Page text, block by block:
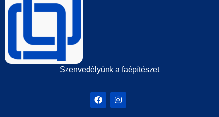
Szenvedélyünk a faépítészet